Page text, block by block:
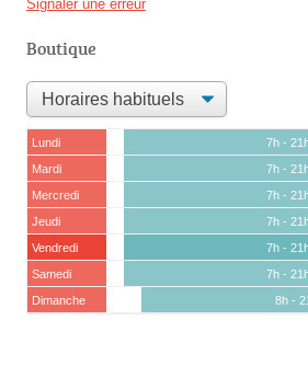
Signaler une erreur
Boutique
Lundi
7h -
Mardi
7h -
Mercredi
7h -
Jeudi
7h -
Vendredi
7h -
Samedi
7h -
Dimanche
8h -